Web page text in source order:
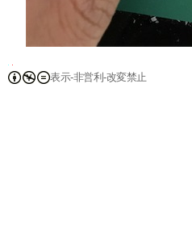
表示-非営利-改変禁止